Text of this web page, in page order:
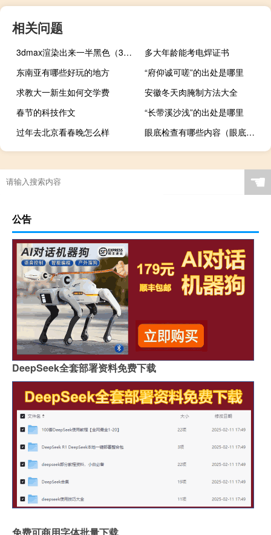
相关问题
3dmax渲染出来一半黑色（3dmax渲染后一片黑）
多大年龄能考电焊证书
东南亚有哪些好玩的地方
“府仰诚可嗟”的出处是哪里
求教大一新生如何交学费
安徽冬天肉腌制方法大全
春节的科技作文
“长带溪沙浅”的出处是哪里
过年去北京看春晚怎么样
眼底检查有哪些内容（眼底检查有哪些）
☚
公告
DeepSeek全套部署资料免费下载
免费可商用字体批量下载